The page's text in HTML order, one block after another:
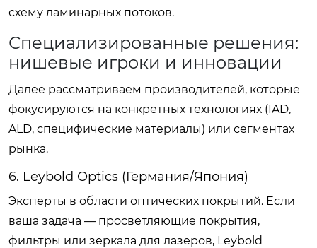
схему ламинарных потоков.
Специализированные решения:
нишевые игроки и инновации
Далее рассматриваем производителей, которые
фокусируются на конкретных технологиях (IAD,
ALD, специфические материалы) или сегментах
рынка.
6. Leybold Optics (Германия/Япония)
Эксперты в области оптических покрытий. Если
ваша задача — просветляющие покрытия,
фильтры или зеркала для лазеров, Leybold